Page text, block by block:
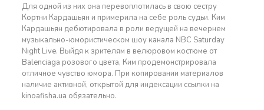
Для одной из них она перевоплотилась в свою сестру
Кортни Кардашьян и примерила на себе роль судьи. Ким
Кардашьян дебютировала в роли ведущей на вечернем
музыкально-юмористическом шоу канала NBC Saturday
Night Live. Выйдя к зрителям в велюровом костюме от
Balenciaga розового цвета, Ким продемонстрировала
отличное чувство юмора. При копировании материалов
наличие активной, открытой для индексации ссылки на
kinoafisha.ua обязательно.